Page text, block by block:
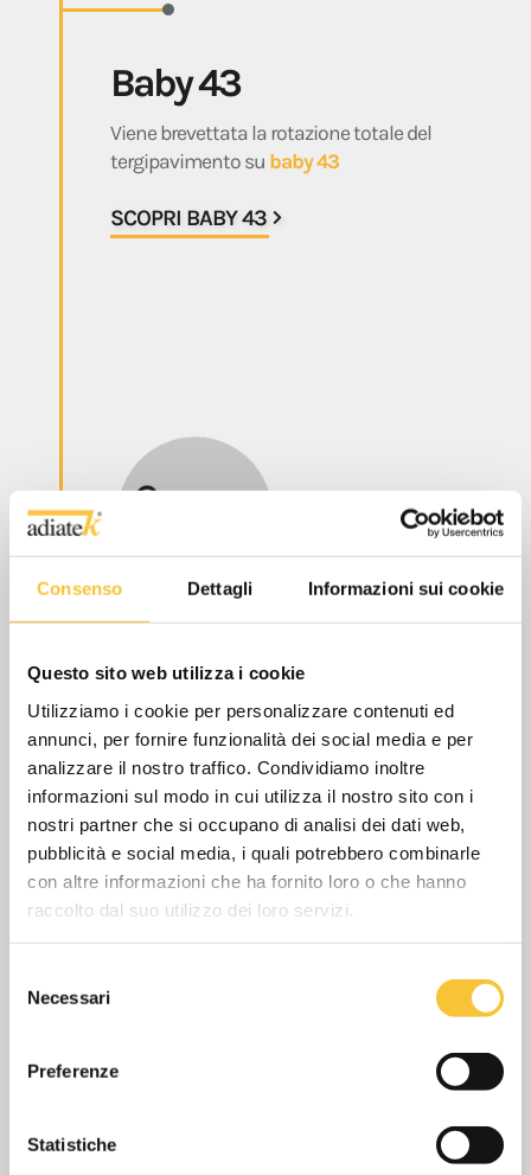
Consenso Dettagli Informazioni sui cookie
Questo sito web utilizza i cookie
Utilizziamo i cookie per personalizzare contenuti ed
annunci, per fornire funzionalità dei social media e per
analizzare il nostro traffico. Condividiamo inoltre
informazioni sul modo in cui utilizza il nostro sito con i
nostri partner che si occupano di analisi dei dati web,
pubblicità e social media, i quali potrebbero combinarle
con altre informazioni che ha fornito loro o che hanno
raccolto dal suo utilizzo dei loro servizi.
delNecessari
Preferenze
Statistiche
Baby 43
Viene brevettata la rotazione totale del
tergipavimento su baby 43
SCOPRI BABY 43
Sistema Ozono
Viene dotata per la prima volta una nostra
macchina consistema ozono
SCOPRI DI PIÙ
2016